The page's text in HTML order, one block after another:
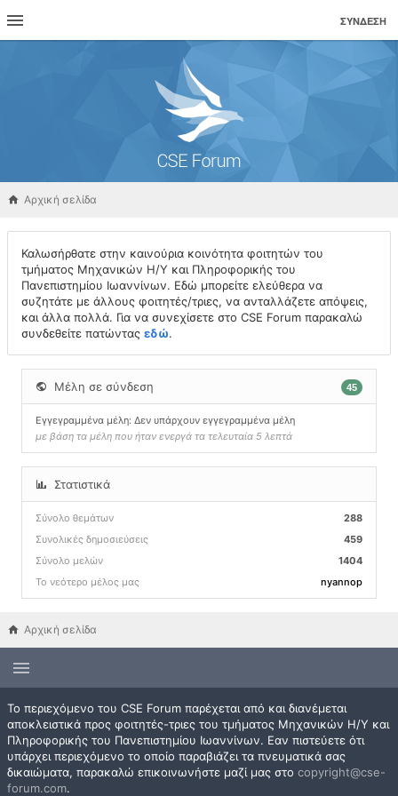
ΣΎΝΔΕΣΗ
Αρχική σελίδα
Καλωσήρθατε στην καινούρια κοινότητα φοιτητών του
τμήματος Μηχανικών Η/Υ και Πληροφορικής του
Πανεπιστημίου Ιωαννίνων. Εδώ μπορείτε ελεύθερα να
συζητάτε με άλλους φοιτητές/τριες, να ανταλλάζετε απόψεις,
και άλλα πολλά. Για να συνεχίσετε στο CSE Forum παρακαλώ
συνδεθείτε πατώντας εδώ.
Μέλη σε σύνδεση 45
Εγγεγραμμένα μέλη: Δεν υπάρχουν εγγεγραμμένα μέλη
με βάση τα μέλη που ήταν ενεργά τα τελευταία 5 λεπτά
Στατιστικά
Σύνολο θεμάτων
288
Συνολικές δημοσιεύσεις
459
Σύνολο μελών
1404
Το νεότερο μέλος μας
nyannop
Αρχική σελίδα
Το περιεχόμενο του CSE Forum παρέχεται από και διανέμεται
αποκλειστικά προς φοιτητές-τριες του τμήματος Μηχανικών Η/Υ και
Πληροφορικής του Πανεπιστημίου Ιωαννίνων. Εαν πιστεύετε ότι
υπάρχει περιεχόμενο το οποίο παραβιάζει τα πνευματικά σας
δικαιώματα, παρακαλώ επικοινωνήστε μαζί μας στο copyright@cse-
forum.com.